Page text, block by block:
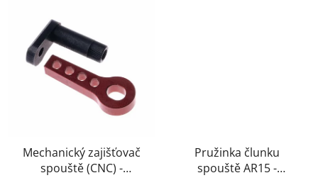
Mechanický zajišťovač
spouště (CNC) -
Pružinka člunku
spouště AR15 -